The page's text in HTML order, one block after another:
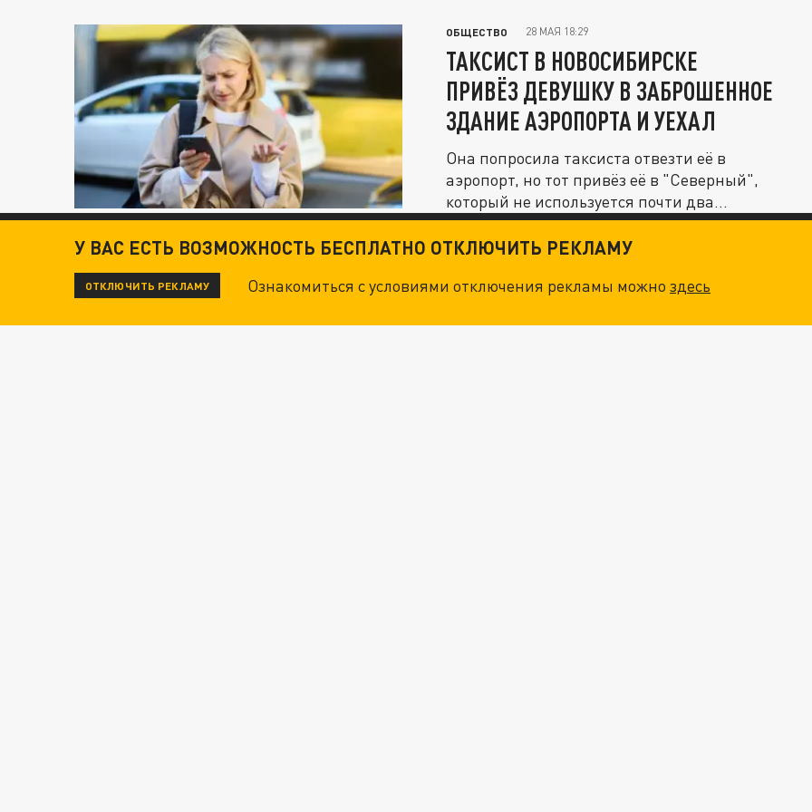
ОБЩЕСТВО 28 МАЯ 18:29
ТАКСИСТ В НОВОСИБИРСКЕ
ПРИВЁЗ ДЕВУШКУ В ЗАБРОШЕННОЕ
ЗДАНИЕ АЭРОПОРТА И УЕХАЛ
Она попросила таксиста отвезти её в
аэропорт, но тот привёз её в "Северный",
который не используется почти два...
У ВАС ЕСТЬ ВОЗМОЖНОСТЬ БЕСПЛАТНО ОТКЛЮЧИТЬ РЕКЛАМУ
ОТКЛЮЧИТЬ РЕКЛАМУ Ознакомиться с условиями отключения рекламы можноздесь